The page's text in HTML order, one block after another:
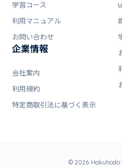
学習コース
利用マニュアル
お問い合わせ
企業情報
会社案内
利用規約
特定商取引法に基づく表示
© 2026 Hakuhodo